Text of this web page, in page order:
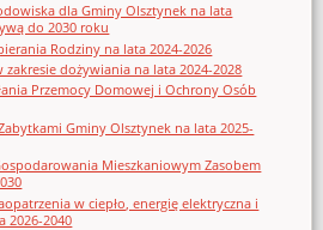
dla Gminy Olsztynek na lata
do 2030 roku
Rodziny na lata 2024-2026
zakresie dożywiania na lata 2024-2028
Przemocy Domowej i Ochrony Osób
Gminy Olsztynek na lata 2025-
Mieszkaniowym Zasobem
w ciepło, energię elektryczna i
2026-2040